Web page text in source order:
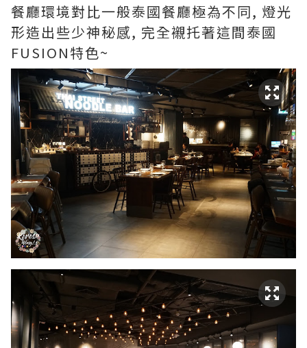
餐廳環境對比一般泰國餐廳極為不同, 燈光
形造出些少神秘感, 完全襯托著這間泰國
FUSION特色~